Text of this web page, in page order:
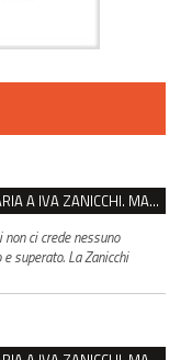
VENTASSO, SÌ ALLA CITTADINANZA ONORARIA A IVA ZANICCHI. MA BARGIACCHI: “È DI PESSIMO GUSTO”
ci crede nessuno
superato. La Zanicchi